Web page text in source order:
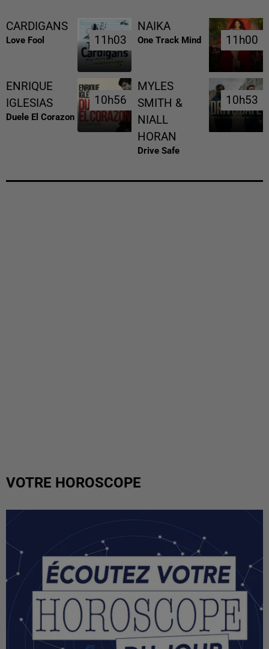
CARDIGANS
Love Fool 11h03
11h03
NAIKA
One Track Mind 11h00
11h00
ENRIQUE
IGLESIAS
Duele El Corazon
10h56
10h56
MYLES
SMITH &
NIALL
HORAN
Drive Safe
10h53
10h53
VOTRE HOROSCOPE